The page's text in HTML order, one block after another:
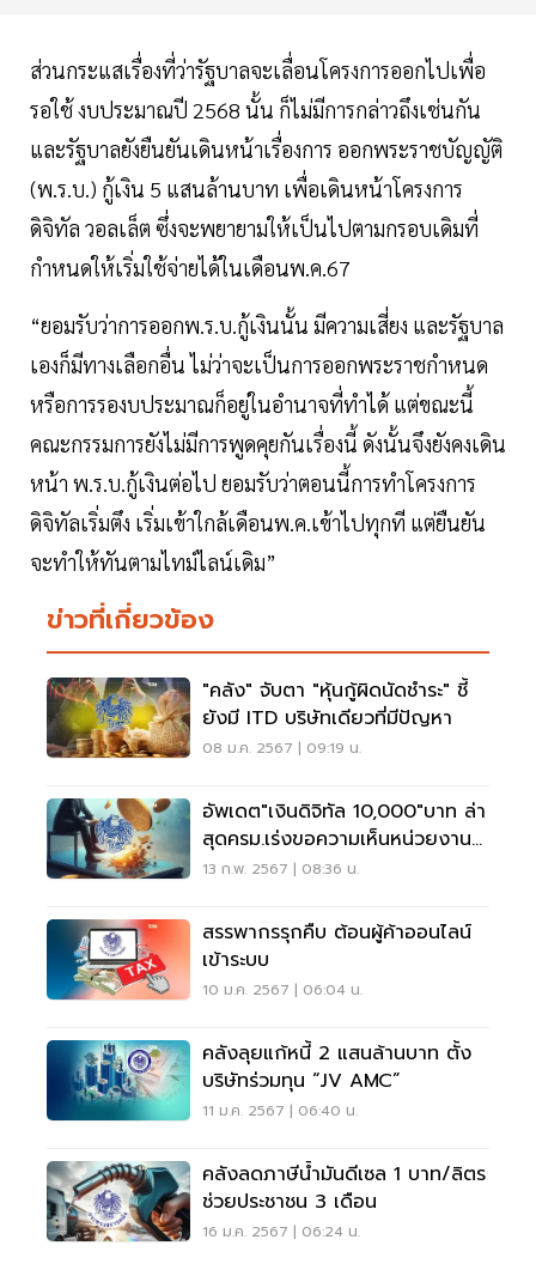
ส่วนกระแสเรื่องที่ว่ารัฐบาลจะเลื่อนโครงการออกไปเพื่อ
รอใช้ งบประมาณปี 2568 นั้น ก็ไม่มีการกล่าวถึงเช่นกัน
และรัฐบาลยังยืนยันเดินหน้าเรื่องการ ออกพระราชบัญญัติ
(พ.ร.บ.) กู้เงิน 5 แสนล้านบาท เพื่อเดินหน้าโครงการ
ดิจิทัล วอลเล็ต ซึ่งจะพยายามให้เป็นไปตามกรอบเดิมที่
กำหนดให้เริ่มใช้จ่ายได้ในเดือนพ.ค.67
“ยอมรับว่าการออกพ.ร.บ.กู้เงินนั้น มีความเสี่ยง และรัฐบาล
เองก็มีทางเลือกอื่น ไม่ว่าจะเป็นการออกพระราชกำหนด
หรือการรองบประมาณก็อยู่ในอำนาจที่ทำได้ แต่ขณะนี้
คณะกรรมการยังไม่มีการพูดคุยกันเรื่องนี้ ดังนั้นจึงยังคงเดิน
หน้า พ.ร.บ.กู้เงินต่อไป ยอมรับว่าตอนนี้การทำโครงการ
ดิจิทัลเริ่มตึง เริ่มเข้าใกล้เดือนพ.ค.เข้าไปทุกที แต่ยืนยัน
จะทำให้ทันตามไทม์ไลน์เดิม”
ข่าวที่เกี่ยวข้อง
"คลัง" จับตา "หุ้นกู้ผิดนัดชำระ" ชี้
ยังมี ITD บริษัทเดียวที่มีปัญหา
08 ม.ค. 2567 | 09:19 น.
อัพเดต"เงินดิจิทัล 10,000"บาท ล่า
สุดครม.เร่งขอความเห็นหน่วยงาน
เศรษฐกิจ
13 ก.พ. 2567 | 08:36 น.
สรรพากรรุกคืบ ต้อนผู้ค้าออนไลน์
เข้าระบบ
10 ม.ค. 2567 | 06:04 น.
คลังลุยแก้หนี้ 2 แสนล้านบาท ตั้ง
บริษัทร่วมทุน “JV AMC”
11 ม.ค. 2567 | 06:40 น.
คลังลดภาษีน้ำมันดีเซล 1 บาท/ลิตร
ช่วยประชาชน 3 เดือน
16 ม.ค. 2567 | 06:24 น.